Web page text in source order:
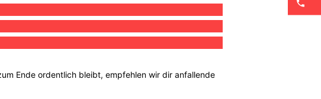
Ende ordentlich bleibt, empfehlen wir dir anfallende